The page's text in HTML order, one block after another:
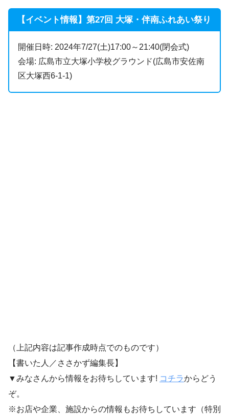
【イベント情報】第27回 大塚・伴南ふれあい祭り
開催日時: 2024年7/27(土)17:00～21:40(閉会式)
会場: 広島市立大塚小学校グラウンド(広島市安佐南
区大塚西6-1-1)
（上記内容は記事作成時点でのものです）
【書いた人／ささかず編集長】
▼みなさんから情報をお待ちしています! コチラからどう
ぞ。
※お店や企業、施設からの情報もお待ちしています（特別